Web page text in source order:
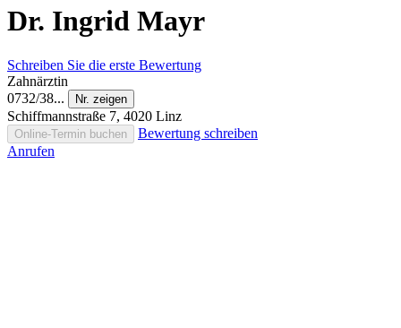
Dr. Ingrid Mayr
Schreiben Sie die erste Bewertung
Zahnärztin
0732/38...
Nr. zeigen
Schiffmannstraße 7, 4020 Linz
Online-Termin buchen
Bewertung schreiben
Anrufen